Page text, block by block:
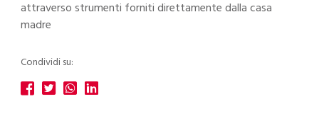
attraverso strumenti forniti direttamente dalla casa
madre
Condividi su: